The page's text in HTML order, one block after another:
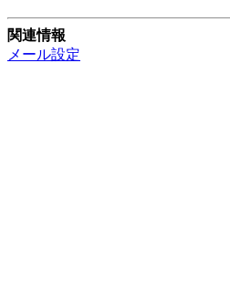
関連情報
メール設定